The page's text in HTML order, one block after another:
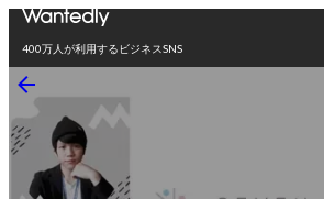
400万人が利用するビジネスSNS